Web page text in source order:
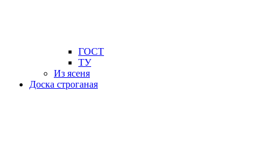
ГОСТ
ТУ
Из ясеня
Доска строганая